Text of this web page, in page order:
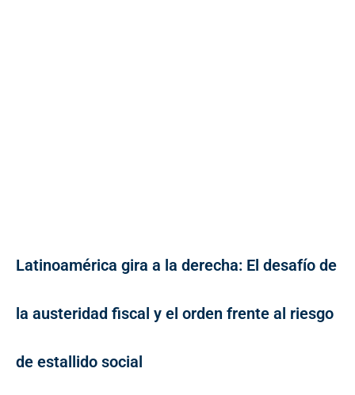
Latinoamérica gira a la derecha: El desafío de
la austeridad fiscal y el orden frente al riesgo
de estallido social